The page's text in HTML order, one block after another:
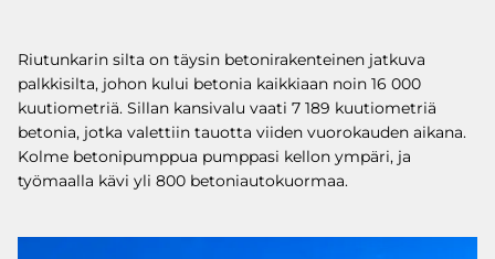
Riutunkarin silta on täysin betonirakenteinen jatkuva
palkkisilta, johon kului betonia kaikkiaan noin 16 000
kuutiometriä. Sillan kansivalu vaati 7 189 kuutiometriä
betonia, jotka valettiin tauotta viiden vuorokauden aikana.
Kolme betonipumppua pumppasi kellon ympäri, ja
työmaalla kävi yli 800 betoniautokuormaa.